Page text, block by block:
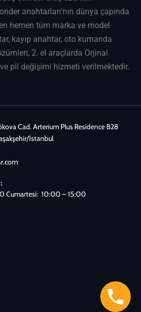
anahtarları’nın dünya çapında
hemen tüm marka ve model
, kayıp anahtar, oto kumanda
2. el araçlarda Orjinal
pil değişimi hizmeti verilmektedir.
Cad. Arterium Plus Residence B28
İstanbul
Cumartesi: 10:00 – 15:00